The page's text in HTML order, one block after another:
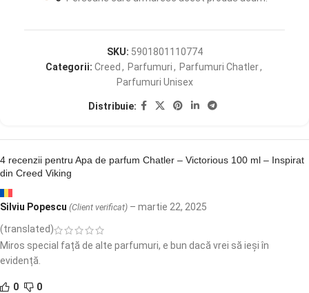
SKU: 5901801110774
Categorii: Creed , Parfumuri, Parfumuri Chatler,
Parfumuri Unisex
Distribuie:
4 recenzii pentru Apa de parfum Chatler – Victorious 100 ml – Inspirat
din Creed Viking
Silviu Popescu (Client verificat) – martie 22, 2025
(translated)
Miros special față de alte parfumuri, e bun dacă vrei să ieși în
evidență.
0 0